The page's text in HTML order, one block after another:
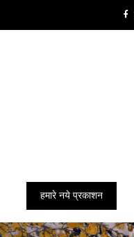
हमारे नये प्रकाशन